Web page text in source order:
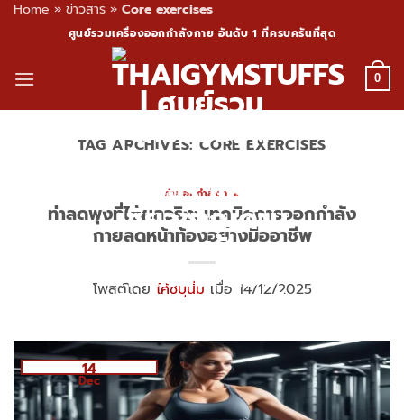
Home » ข่าวสาร » Core exercises
content
ศูนย์รวมเครื่องออกกำลังกาย อันดับ 1 ที่ครบครันที่สุด
0
TAG ARCHIVES: CORE EXERCISES
ท่าออกกำลังกาย
ท่าลดพุงที่ได้ผลจริง: เทคนิคการออกกำลัง
กายลดหน้าท้องอย่างมืออาชีพ
โพสต์โดย โค้ชปูนิ่ม เมื่อ 14/12/2025
14
Dec